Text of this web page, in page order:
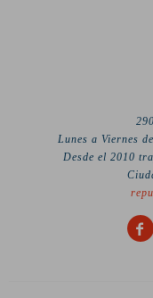
Lunes a Viernes
Desde el 2010
